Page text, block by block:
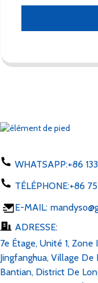
WHATSAPP:+86
TÉLÉPHONE:+86
E-MAIL:
ADRESSE:
7e Étage, Unité 1,
Jingfanghua, Village
Bantian, District De